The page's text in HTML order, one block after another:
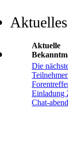
Aktuelles
Aktuelle
Die
Einladung
Chat-abend